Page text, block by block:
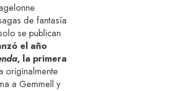
de fantasía
se publican
el año
, la primera
originalmente
a Gemmell y